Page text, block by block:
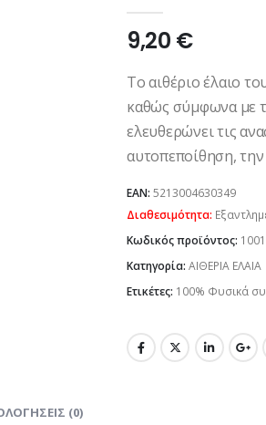
9,20 €
Το αιθέριο έλαιο
καθώς σύμφωνα με
ελευθερώνει τις
αυτοπεποίθηση,
EAN: 5213004630349
Διαθεσιμότητα:
Κωδικός προϊόντος:
Κατηγορία: ΑΙΘΕΡΙΑ ΕΛΑΙΑ
Ετικέτες: 100% Φυσικά
(0)